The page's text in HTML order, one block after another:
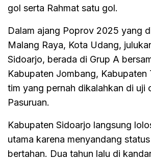
gol serta Rahmat satu gol.
Dalam ajang Poprov 2025 yang
Malang Raya, Kota Udang,
Sidoarjo, berada di Grup A
Kabupaten Jombang, Kabupaten
tim yang pernah dikalahkan di uji
Pasuruan.
Kabupaten Sidoarjo langsung
utama karena menyandang
bertahan. Dua tahun lalu di